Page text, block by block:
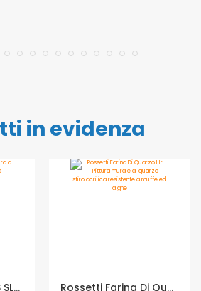
in evidenza
Zero Wandmatt ES SLF Pittura a dispersione monostrato - Formato in litri: 12,5 lt Rossetti Farina Di Quarzo Hr Pittura murale al quarzo stirolacrilica resistente a muffe ed alghe - Formato in litri: 1 lt